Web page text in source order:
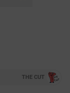
THE CUT